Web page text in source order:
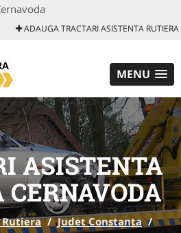
ADAUGA TRACTARI ASISTENTA RUTIERA
MENU
ASISTENTA
/ Judet Constanta /